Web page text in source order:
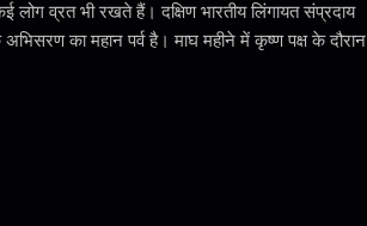
व्रत भी रखते हैं। दक्षिण भारतीय लिंगायत संप्रदाय
का महान पर्व है। माघ महीने में कृष्ण पक्ष के दौरान